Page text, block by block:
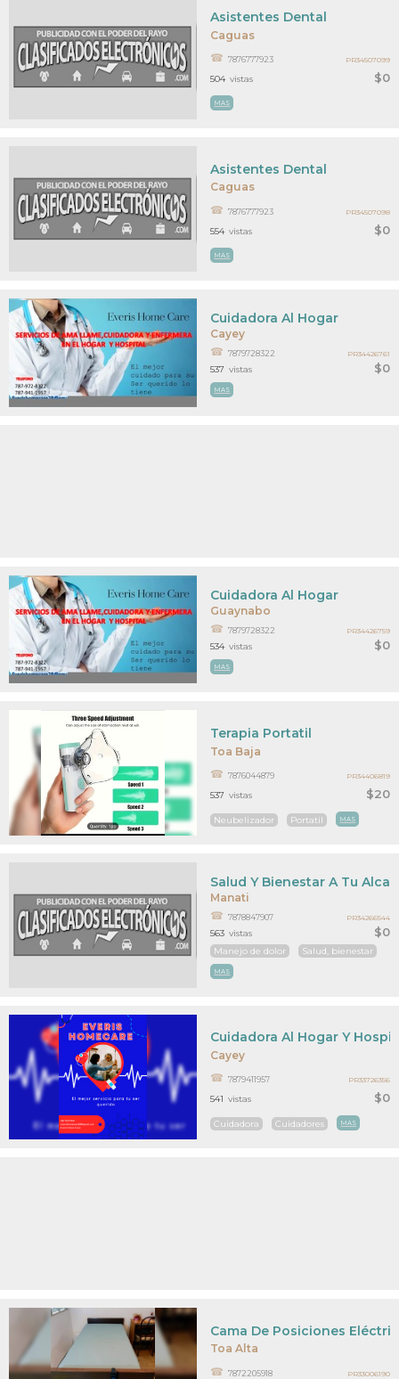
Caguas
$0
Asistentes Dental
7876777923
MAS
504 vistas
PR34507099
Caguas
$0
Asistentes Dental
7876777923
MAS
554 vistas
PR34507098
Cayey
$0
Cuidadora Al Hogar
7879728322
MAS
537 vistas
PR34426761
Guaynabo
$0
Cuidadora Al Hogar
7879728322
MAS
534 vistas
PR34426759
Toa Baja
$20
Terapia Portatil
7876044879
Neubelizador Portatil MAS
537 vistas
PR34406819
Manati
$0
Salud Y Bienestar A Tu
7878847907
Manejo de dolor Salud, bienestar
MAS
563 vistas
PR34266544
Cayey
$0
Cuidadora Al Hogar Y
7879411957
Cuidadora Cuidadores MAS
541 vistas
PR33726356
Toa Alta
Cama De Posiciones
7872205918 PR33006190